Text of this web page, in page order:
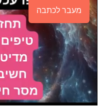
מעבר לכתבה